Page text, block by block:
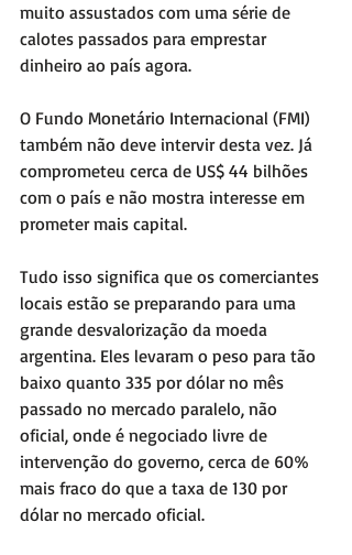
muito assustados com uma série de
calotes passados ​​para emprestar
dinheiro ao país agora.
O Fundo Monetário Internacional (FMI)
também não deve intervir desta vez. Já
comprometeu cerca de US$ 44 bilhões
com o país e não mostra interesse em
prometer mais capital.
Tudo isso significa que os comerciantes
locais estão se preparando para uma
grande desvalorização da moeda
argentina. Eles levaram o peso para tão
baixo quanto 335 por dólar no mês
passado no mercado paralelo, não
oficial, onde é negociado livre de
intervenção do governo, cerca de 60%
mais fraco do que a taxa de 130 por
dólar no mercado oficial.